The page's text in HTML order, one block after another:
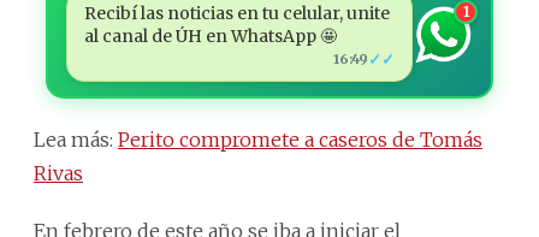
Recibí las noticias en tu celular, unite
al canal de ÚH en WhatsApp 🤩
16:49 ✓✓
1
Lea más: Perito compromete a caseros de Tomás
Rivas
En febrero de este año se iba a iniciar el